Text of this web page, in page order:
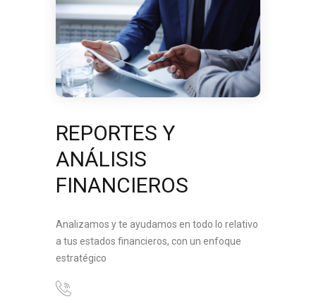
REPORTES Y
ANÁLISIS
FINANCIEROS
Analizamos y te ayudamos en todo lo relativo
a tus estados financieros, con un enfoque
estratégico